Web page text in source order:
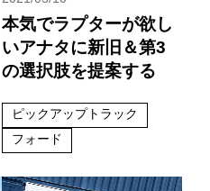
本気でラプターが欲し
いアナタに新旧＆第3
の選択肢を提案する
ピックアップトラック
フォード